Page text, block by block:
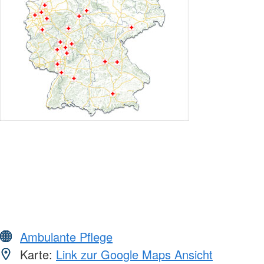
Ambulante Pflege
Karte: Link zur Google Maps Ansicht